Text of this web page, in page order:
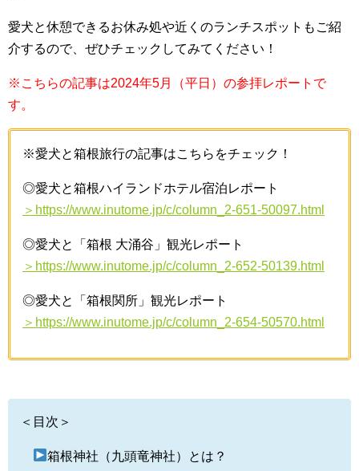
愛犬と休憩できるお休み処や近くのランチスポットもご紹
介するので、ぜひチェックしてみてください！
※こちらの記事は2024年5月（平日）の参拝レポートで
す。
※愛犬と箱根旅行の記事はこちらをチェック！
◎愛犬と箱根ハイランドホテル宿泊レポート
＞https://www.inutome.jp/c/column_2-651-50097.html
◎愛犬と「箱根 大涌谷」観光レポート
＞https://www.inutome.jp/c/column_2-652-50139.html
◎愛犬と「箱根関所」観光レポート
＞https://www.inutome.jp/c/column_2-654-50570.html
＜目次＞
箱根神社（九頭竜神社）とは？